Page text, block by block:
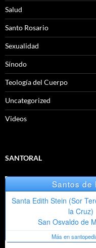
Salud
Santo Rosario
Sexualidad
Sínodo
Teología del Cuerpo
Uncategorized
Videos
SANTORAL